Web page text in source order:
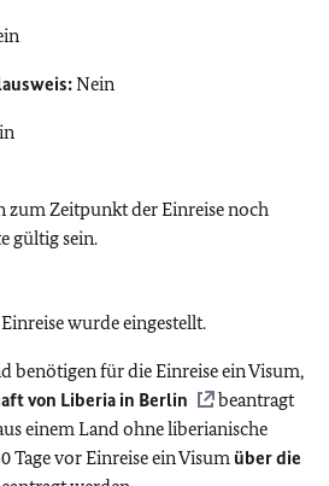
Nein
zum Zeitpunkt der Einreise noch
gültig sein.
wurde eingestellt.
benötigen für die Einreise ein Visum,
von Liberia in Berlin
beantragt
einem Land ohne liberianische
Tage vor Einreise ein Visum über die